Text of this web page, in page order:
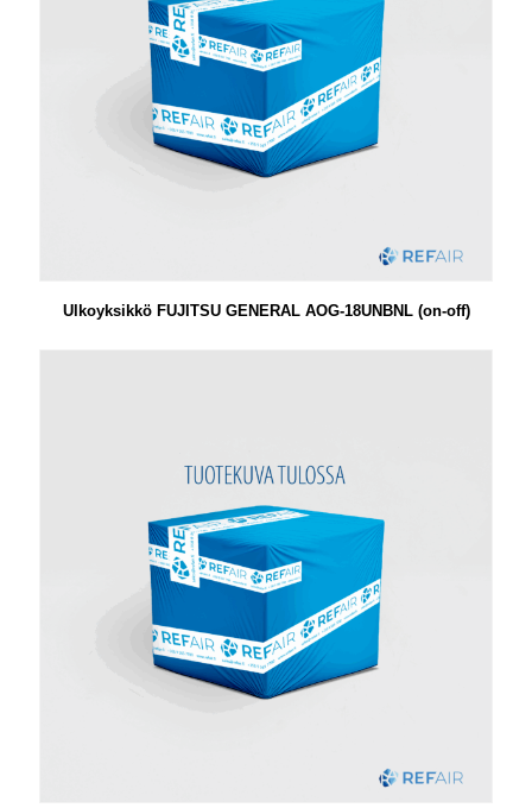
Ulkoyksikkö FUJITSU GENERAL AOG-18UNBNL (on-off)